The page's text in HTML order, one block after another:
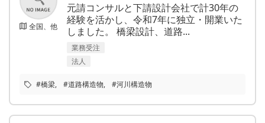
全国、他
元請コンサルと下請設計会社で計30年の
経験を活かし、令和7年に独立・開業いた
しました。 橋梁設計、道路...
業務受注
法人
#橋梁 #道路構造物 #河川構造物